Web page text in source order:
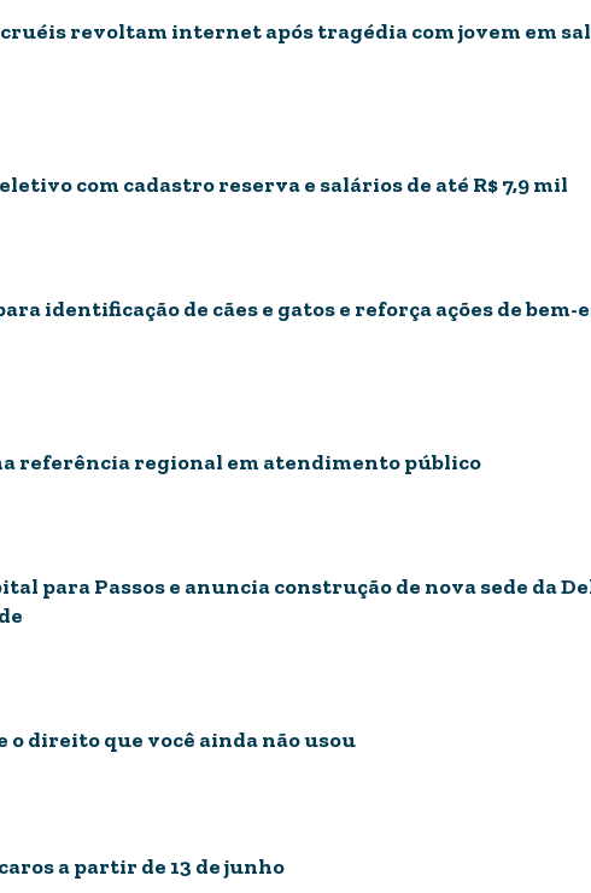
revoltam internet após tragédia com jovem em
com cadastro reserva e salários de até R$ 7,9 mil
identificação de cães e gatos e reforça ações de bem-
referência regional em atendimento público
para Passos e anuncia construção de nova sede da
o direito que você ainda não usou
caros a partir de 13 de junho